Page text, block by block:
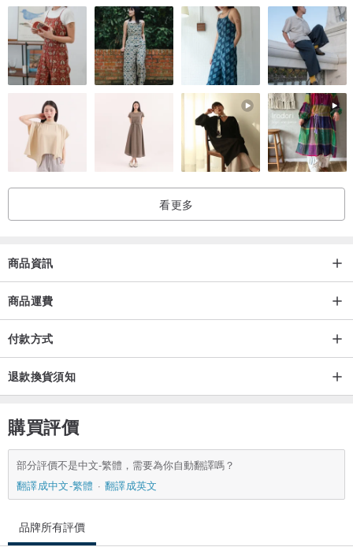
看更多
商品資訊
商品運費
付款方式
退款換貨須知
購買評價
部分評價不是中文-繁體，需要為你自動翻譯嗎？
翻譯成中文-繁體
翻譯成英文
品牌所有評價